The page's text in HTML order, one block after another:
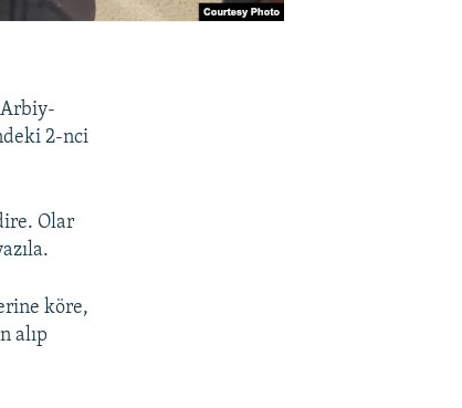
Arbiy-
2-nci
Olar
köre,
alıp